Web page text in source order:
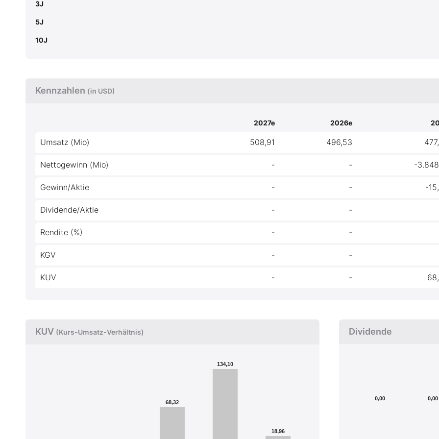
3J
5J
10J
Kennzahlen (in USD)
2027e 2026e
Umsatz (Mio) 508,91 496,53
Nettogewinn (Mio) - - -
Gewinn/Aktie - - -
Dividende/Aktie - -
Rendite (%) - -
KGV - -
KUV - -
KUV (Kurs-Umsatz-Verhältnis)
68,32
134,10
18,96
Dividende
0,00 0,00